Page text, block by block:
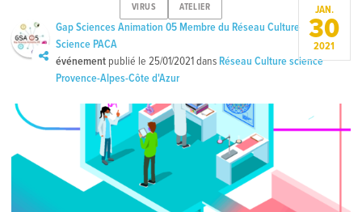
VIRUS ATELIER
Gap Sciences Animation 05 Membre du Réseau Culture
Science PACA
événement publié le25/01/2021dans Réseau Culture science
Provence-Alpes-Côte d'Azur
JAN.
30
2021